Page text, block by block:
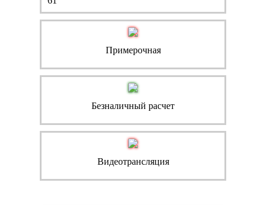
Примерочная
Безналичный расчет
Видеотрансляция